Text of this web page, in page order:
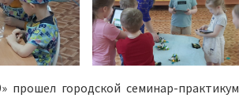
городской семинар-практикум